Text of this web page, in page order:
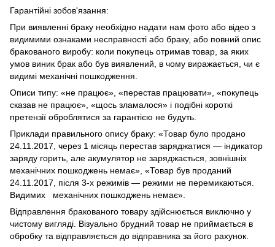
Гарантійні зобов'язання:
При виявленні браку необхідно надати нам фото або відео з
видимими ознаками несправності або браку, або повний опис
бракованого виробу: коли покупець отримав товар, за яких
умов виник брак або був виявлений, в чому виражається, чи є
видимі механічні пошкодження.
Описи типу: «не працює», «перестав працювати», «покупець
сказав не працює», «щось зламалося» і подібні короткі
претензії оброблятися за гарантією не будуть.
Приклади правильного опису браку: «Товар було продано
24.11.2017, через 1 місяць перестав заряджатися — індикатор
заряду горить, але акумулятор не заряджається, зовнішніх
механічних пошкоджень немає», «Товар був проданий
24.11.2017, після 3-х режимів — режими не перемикаються.
Видимих механічних пошкоджень немає».
Відправлення бракованого товару здійснюється виключно у
чистому вигляді. Візуально брудний товар не приймається в
обробку та відправляється до відправника за його рахунок.